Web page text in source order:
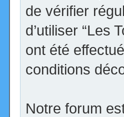
de vérifier
d’utiliser “Les
ont été
conditions
Notre forum